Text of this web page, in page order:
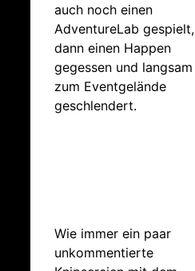
auch noch einen
AdventureLab gespielt,
dann einen Happen
gegessen und langsam
zum Eventgelände
geschlendert.
Wie immer ein paar
unkommentierte